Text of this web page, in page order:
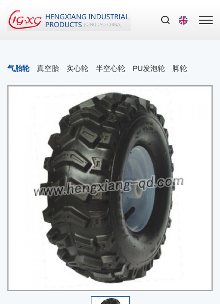
气胎轮 真空胎 实心轮 半空心轮 PU发泡轮 脚轮